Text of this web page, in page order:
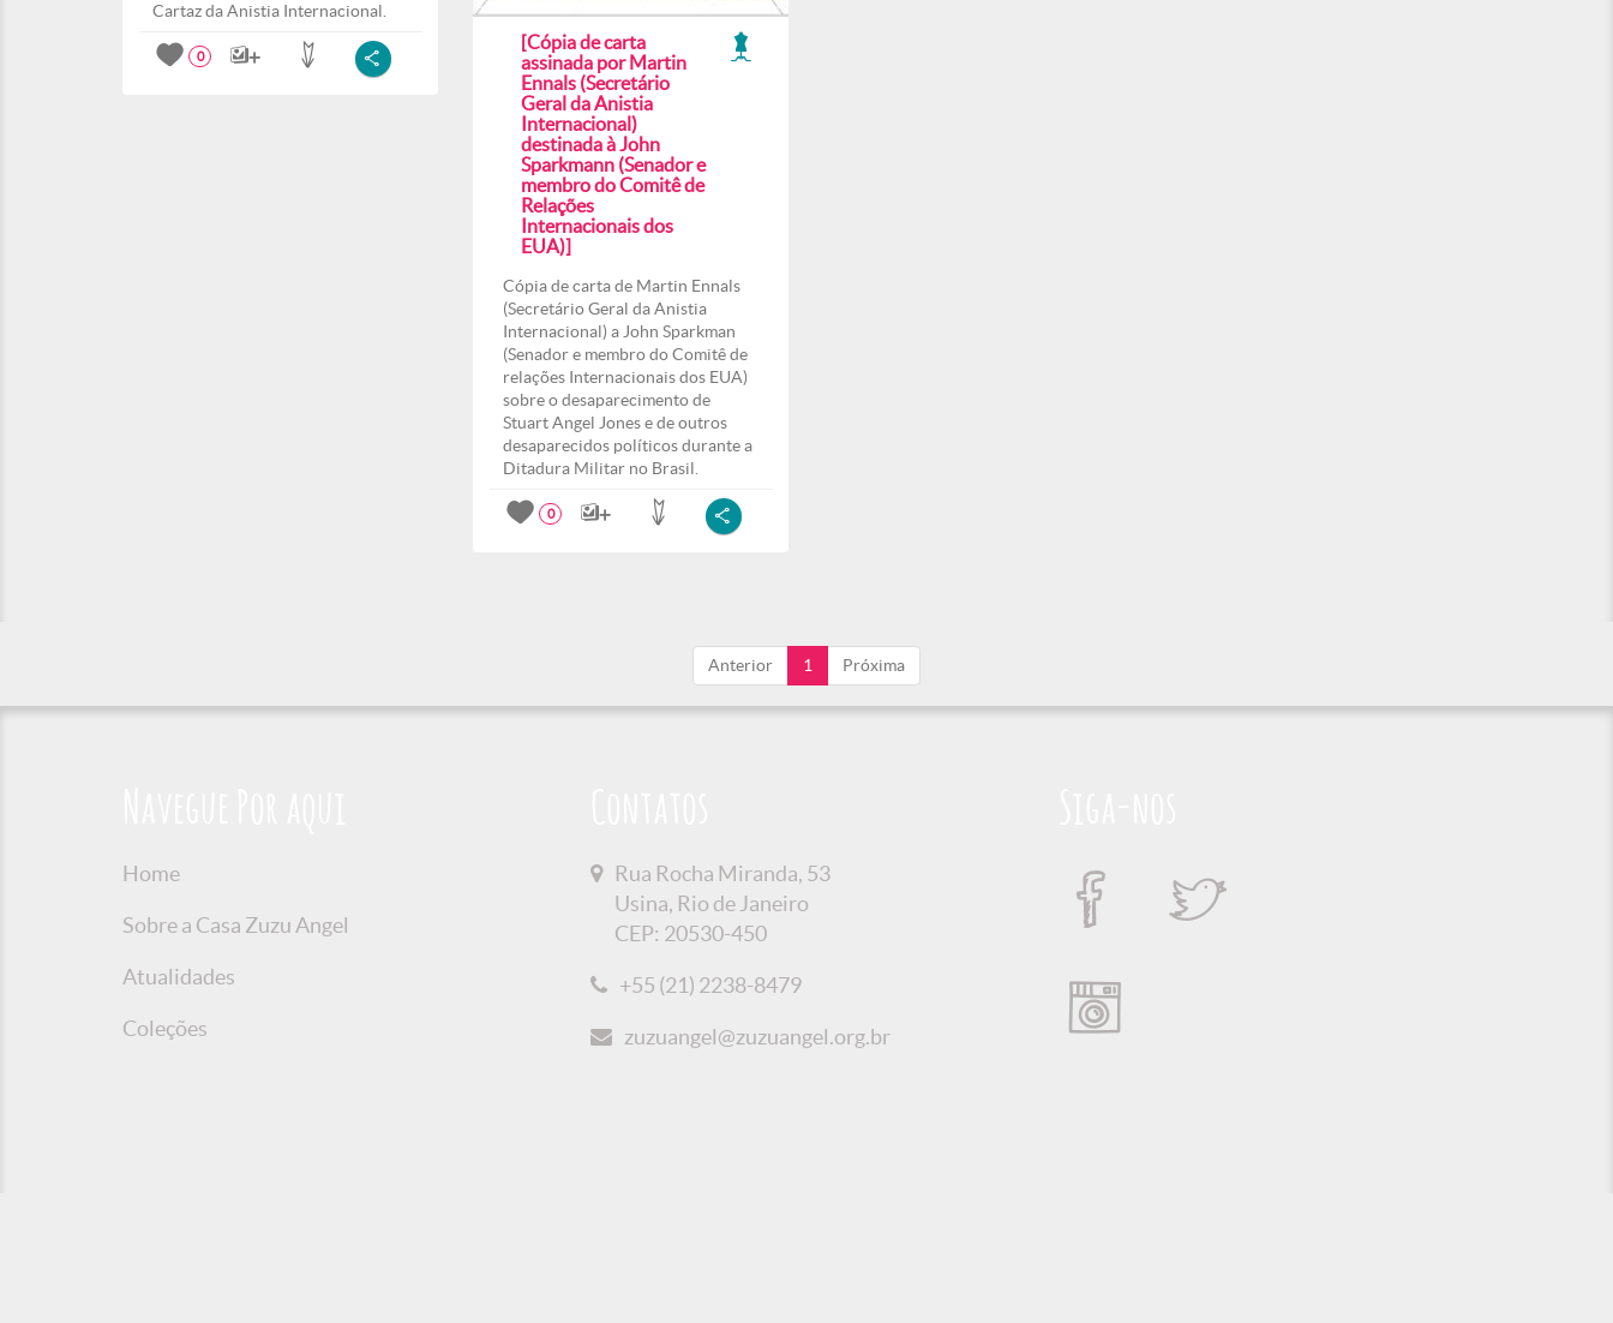
Cartaz da Anistia Internacional.
0
[Cópia de carta
assinada por Martin
Ennals (Secretário
Geral da Anistia
Internacional)
destinada à John
Sparkmann (Senador e
membro do Comitê de
Relações
Internacionais dos
EUA)]
Cópia de carta de Martin Ennals
(Secretário Geral da Anistia
Internacional) a John Sparkman
(Senador e membro do Comitê de
relações Internacionais dos EUA)
sobre o desaparecimento de
Stuart Angel Jones e de outros
desaparecidos políticos durante a
Ditadura Militar no Brasil.
0
Anterior 1 Próxima
Home
Sobre a Casa Zuzu Angel
Atualidades
Coleções
Rua Rocha Miranda, 53
Usina, Rio de Janeiro
CEP: 20530-450
+55 (21) 2238-8479
zuzuangel@zuzuangel.org.br